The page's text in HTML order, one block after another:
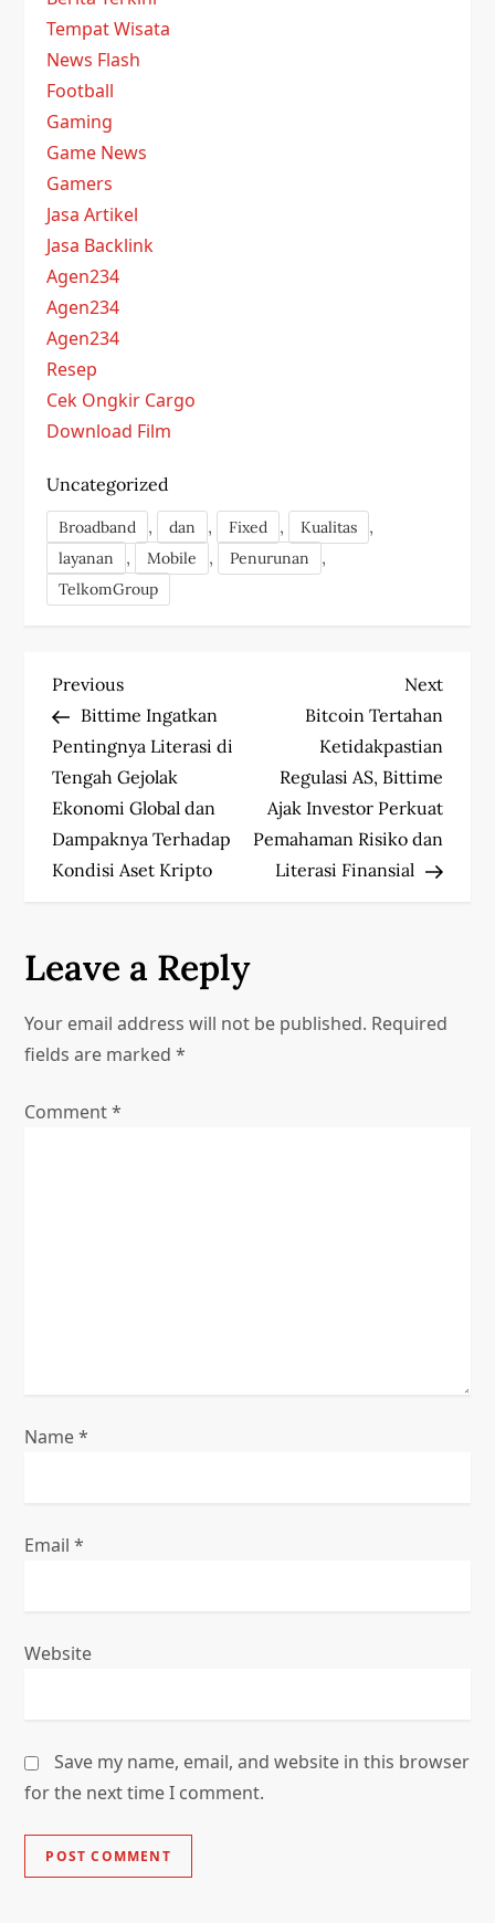
Tempat Wisata
News Flash
Football
Gaming
Game News
Gamers
Jasa Artikel
Jasa Backlink
Agen234
Agen234
Agen234
Resep
Cek Ongkir Cargo
Download Film
Uncategorized
Broadband , dan , Fixed , Kualitas ,
layanan , Mobile , Penurunan ,
TelkomGroup
P
o
s
t
n
v
i
a
Previous
Post
Previous
Bittime Ingatkan
Pentingnya Literasi di
Tengah Gejolak
Ekonomi Global dan
Dampaknya Terhadap
Kondisi Aset Kripto
Next
Post
Next
Bitcoin Tertahan
Ketidakpastian
Regulasi AS, Bittime
Ajak Investor Perkuat
Pemahaman Risiko dan
Literasi Finansial
Leave a Reply
Your email address will not be published. Required
fields are marked*
Comment*
Name*
Email*
Website
Save my name, email, and website in this browser
for the next time I comment.